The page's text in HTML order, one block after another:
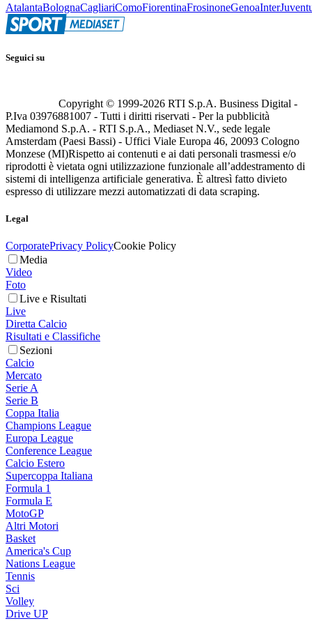
AtalantaBolognaCagliariComoFiorentinaFrosinoneGenoaInter
Seguici su
Copyright © 1999-2026 RTI S.p.A. Business Digital -
P.Iva 03976881007 - Tutti i diritti riservati - Per la pubblicità
Mediamond S.p.A. - RTI S.p.A., Mediaset N.V., sede legale
Amsterdam (Paesi Bassi) - Uffici Viale Europa 46, 20093 Cologno
Monzese (MI)Rispetto ai contenuti e ai dati personali trasmessi e/o
riprodotti è vietata ogni utilizzazione funzionale all’addestramento di
sistemi di intelligenza artificiale generativa. È altresì fatto divieto
espresso di utilizzare mezzi automatizzati di data scraping.
Legal
CorporatePrivacy PolicyCookie Policy
Media
Video
Foto
Live e Risultati
Live
Diretta Calcio
Risultati e Classifiche
Sezioni
Calcio
Mercato
Serie A
Serie B
Coppa Italia
Champions League
Europa League
Conference League
Calcio Estero
Supercoppa Italiana
Formula 1
Formula E
MotoGP
Altri Motori
Basket
America's Cup
Nations League
Tennis
Sci
Volley
Drive UP